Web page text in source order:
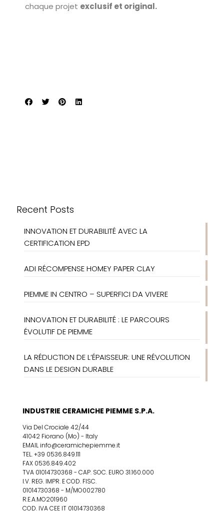
chaque projet exclusif et original.
Recent Posts
INNOVATION ET DURABILITÉ AVEC LA
CERTIFICATION EPD
ADI RÉCOMPENSE HOMEY PAPER CLAY
PIEMME IN CENTRO – SUPERFICI DA VIVERE
INNOVATION ET DURABILITÉ : LE PARCOURS
ÉVOLUTIF DE PIEMME
LA RÉDUCTION DE L’ÉPAISSEUR: UNE RÉVOLUTION
DANS LE DESIGN DURABLE
INDUSTRIE CERAMICHE PIEMME S.P.A.
Via Del Crociale 42/44
41042 Fiorano (Mo) - Italy
EMAIL info@ceramichepiemme.it
TEL. +39 0536.849.111
FAX 0536.849.402
TVA 01014730368 - CAP. SOC. EURO 31.160.000
I.V. REG. IMPR. E COD. FISC.
01014730368 - M/MO002780
R.E.A.MO201960
COD. IVA CEE IT 01014730368